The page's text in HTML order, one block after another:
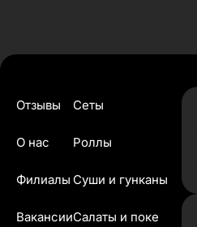
Отзывы
О нас
Филиалы
Вакансии
Сеты
Роллы
Суши и гунканы
Салаты и поке